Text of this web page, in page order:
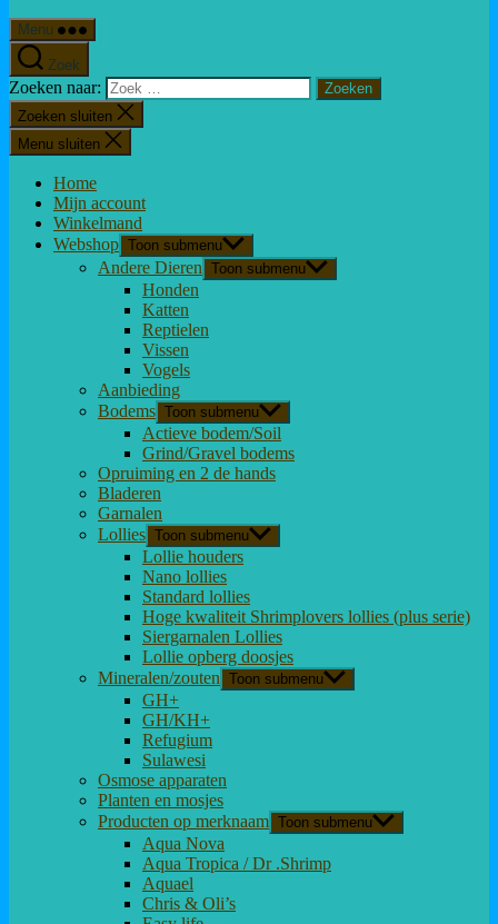
Menu
Zoek
Zoeken naar:
Zoeken sluiten
Menu sluiten
Home
Mijn account
Winkelmand
Webshop Toon submenu
Andere Dieren Toon submenu
Honden
Katten
Reptielen
Vissen
Vogels
Aanbieding
Bodems Toon submenu
Actieve bodem/Soil
Grind/Gravel bodems
Opruiming en 2 de hands
Bladeren
Garnalen
Lollies Toon submenu
Lollie houders
Nano lollies
Standard lollies
Hoge kwaliteit Shrimplovers lollies (plus serie)
Siergarnalen Lollies
Lollie opberg doosjes
Mineralen/zouten Toon submenu
GH+
GH/KH+
Refugium
Sulawesi
Osmose apparaten
Planten en mosjes
Producten op merknaam Toon submenu
Aqua Nova
Aqua Tropica / Dr .Shrimp
Aquael
Chris & Oli’s